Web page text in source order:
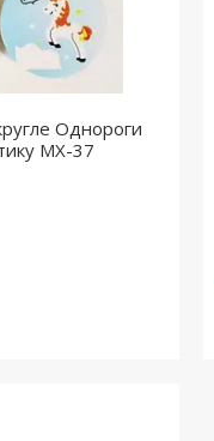
Однороги
MX-37